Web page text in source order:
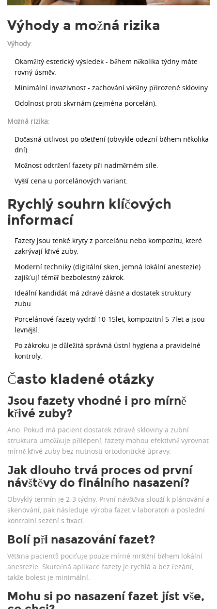
Výhody a možná rizika
Výhody:
Okamžitý estetický výsledek - během několika týdny máte
rovný úsměv.
Minimální invazivnost - zachování většiny přirozené skloviny.
Odolnost proti skvrnám (zejména porcelán).
Možná rizika:
Dočasná citlivost po ošetření (obvykle odezní během několika
dní).
Možnost odtržení fazety při nadměrném síle.
Vyšší cena u porcelánových variant.
Rychlý souhrn klíčových
informací
Fazety jsou tenké kryty z porcelánu nebo kompozitu, které
zakrývají křivé zuby.
Moderní techniky (digitální sken, jemná lokální anestezie)
zajišťují téměř bezbolestný zákrok.
Ideální kandidát má zdravé dásně a dostatek struktury
zubu.
Porcelánové fazety vydrží 10-15let, kompozitní 5-7let a jsou
levnější.
Po zákroku je důležitá správná ústní hygiena a pravidelné
kontroly.
Často kladené otázky
Jsou fazety vhodné i pro mírně
křivé zuby?
Ano. Pokud má pacient dostatek zdravé skloviny a zubní
struktura umožňuje přilépení, fazety mohou efektivně vyrovnat
mírně křivé zuby bez nutnosti ortodontické úpravy.
Jak dlouho trvá proces od první
návštěvy do finálního nasazení?
Obvyklý termín je 2-3 týdny. První návštěva slouží k plánování a
skenování, pak následuje výroba fazet v laboratoři a poslední
kontrolní sezení s fixací.
Bolí při nasazování fazet?
Většina pacientů pociťuje pouze mírné mrštění během lokální
anestezie. Skutečná aplikace fazety je rychlá a bez řezání,
takže bolest je minimální.
Mohu si po nasazení fazet jíst vše,